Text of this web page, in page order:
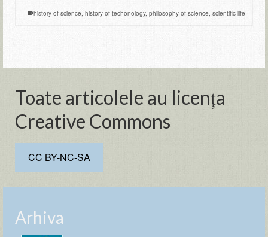
history of science, history of techonology, philosophy of science, scientific life
Toate articolele au licența
Creative Commons
CC BY-NC-SA
Arhiva